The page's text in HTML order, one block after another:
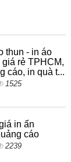
thun - in áo
rẻ TPHCM,
cáo, in quà t...
1525
in ấn
cáo
2239